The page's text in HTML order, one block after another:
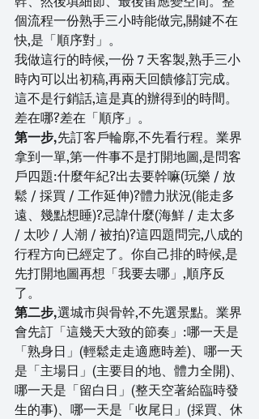
個流程一份熟手三小時能做完,關鍵不在
快,是「順序對」。
我做這行的時候,一份 7 天客製,熟手三小
時內可以出初稿,再兩天回饋修訂完成。
這不是行銷話,這是真的辦得到的時間。
差在哪?差在「順序」。
第一步,先訂客戶輪廓,不先看行程。業界
拿到一單,第一件事不是打開地圖,是問客
戶四題:什麼年紀?出去要幹嘛(玩樂 / 放
鬆 / 採買 / 工作延伸)?體力狀況(能走多
遠、幾點想睡)?忌諱什麼(海鮮 / 走太多
/ 太吵 / 人潮 / 被拍)?這四題問完,八成的
行程方向已經定了。你自己排的時候,是
先打開地圖再想「我要去哪」,順序反
了。
第二步,選城市與骨幹,不先選景點。業界
會先訂「這幾天大致的節奏」:哪一天是
「熟身日」(輕鬆走走適應時差)、哪一天
是「主場日」(主要目的地、體力全開)、
哪一天是「留白日」(整天空著給臨時發
生的事)、哪一天是「收尾日」(採買、休